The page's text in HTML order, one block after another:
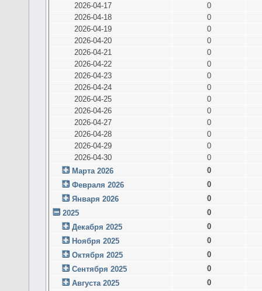
2026-04-17
0
2026-04-18
0
2026-04-19
0
2026-04-20
0
2026-04-21
0
2026-04-22
0
2026-04-23
0
2026-04-24
0
2026-04-25
0
2026-04-26
0
2026-04-27
0
2026-04-28
0
2026-04-29
0
2026-04-30
0
Марта 2026
0
Февраля 2026
0
Января 2026
0
2025
0
Декабря 2025
0
Ноября 2025
0
Октября 2025
0
Сентября 2025
0
Августа 2025
0